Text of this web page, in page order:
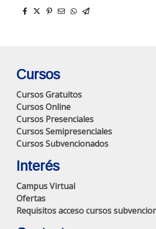
Cursos
Cursos Gratuitos
Cursos Online
Cursos Presenciales
Cursos Semipresenciales
Cursos Subvencionados
Interés
Campus Virtual
Ofertas
Requisitos acceso cursos